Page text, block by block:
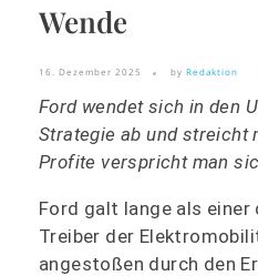
Wende
16. Dezember 2025 by Redaktion
Ford wendet sich in den
Strategie ab und streicht
Profite verspricht man
Ford galt lange als
Treiber der
angestoßen durch den